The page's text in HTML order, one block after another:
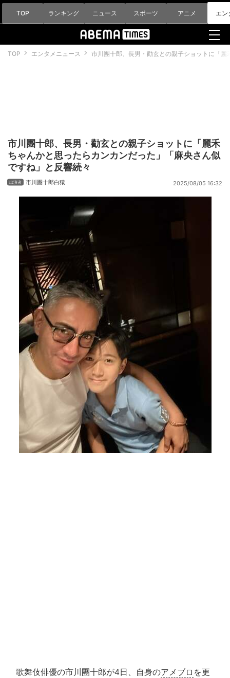
TOP ランキング ニュース スポーツ アニメ エン
TOP エンタメニュース 市川團十郎、長男・勸玄との親子ショットに「
市川團十郎、長男・勸玄との親子ショットに「麗禾
ちゃんかと思ったらカンカンだった」「麻央さん似
ですね」と反響続々
市川團十郎白猿 2025/08/05 16:32
歌舞伎俳優の市川團十郎が4日、自身のアメブロ を更